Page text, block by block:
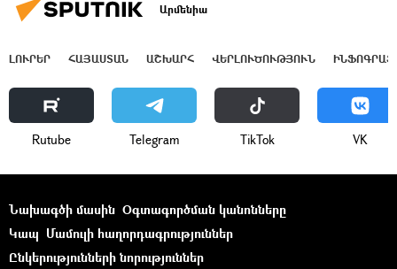
Արմենիա
ԼՈՒՐԵՐ ՀԱՅԱՍՏԱՆ ԱՇԽԱՐՀ ՎԵՐԼՈՒԾՈՒԹՅՈՒՆ
Rutube Telegram ТikТоk VK
Նախագծի մասին Օգտագործման կանոնները
Կապ Մամուլի հաղորդագրություններ
Ընկերությունների նորություններ